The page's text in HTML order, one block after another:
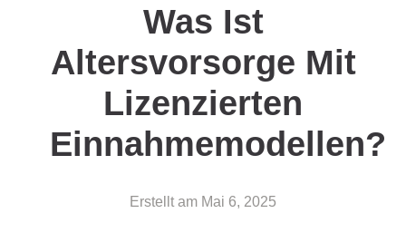
Was Ist
Altersvorsorge Mit
Lizenzierten
Einnahmemodellen?
Erstellt am Mai 6, 2025